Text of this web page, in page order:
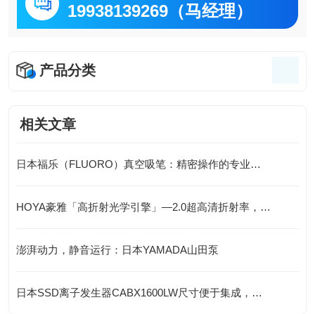
19938139269（马经理）
产品分类
相关文章
日本福乐（FLUORO）真空吸笔：精密操作的专业之选-藤田科技提供
HOYA豪雅「高折射光学引擎」—2.0超高清折射率，重新定义成像极限！
澎湃动力，静音运行：日本YAMADA山田泵
日本SSD离子发生器CABX1600LW尺寸便于集成，灵活配置与汽车工业应用